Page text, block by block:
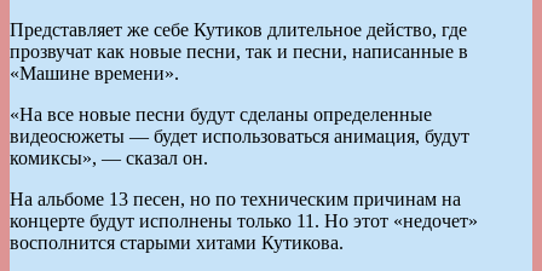
Представляет же себе Кутиков длительное действо, где
прозвучат как новые песни, так и песни, написанные в
«Машине времени».
«На все новые песни будут сделаны определенные
видеосюжеты — будет использоваться анимация, будут
комиксы», — сказал он.
На альбоме 13 песен, но по техническим причинам на
концерте будут исполнены только 11. Но этот «недочет»
восполнится старыми хитами Кутикова.